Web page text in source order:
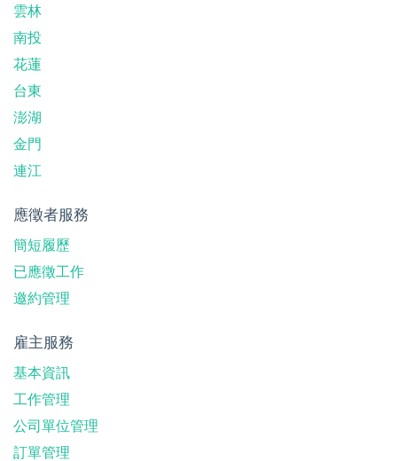
雲林
南投
花蓮
台東
澎湖
金門
連江
應徵者服務
簡短履歷
已應徵工作
邀約管理
雇主服務
基本資訊
工作管理
公司單位管理
訂單管理